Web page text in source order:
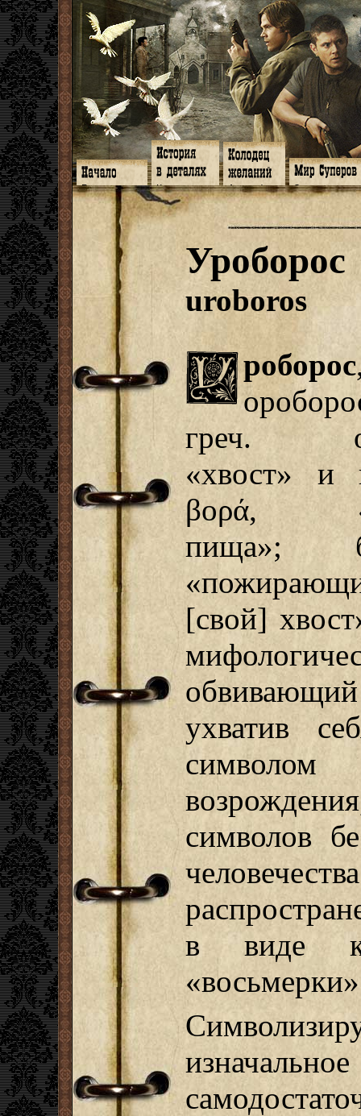
Главная
Программа
Форум
Facebook
Гостевая
Книги
Галереи
Музыка
Видео
Субтитры
Заметки
Мысли
Откровение
Арт-кафе
Игромания
Фанфики
Фанарт
Анекдоты
Передоз
Страшилки
Знакомство
Обитатели
Семейное
Дневник
СИЗО
Суперы от и
Дневник Джо
Уроборос
uroboros
роборос
греч.
«хвост» и
βορά,
пища»;
[свой]
ухватив
символов
в виде